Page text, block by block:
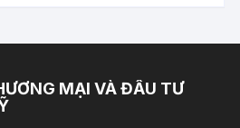
MẠI VÀ ĐẦU TƯ